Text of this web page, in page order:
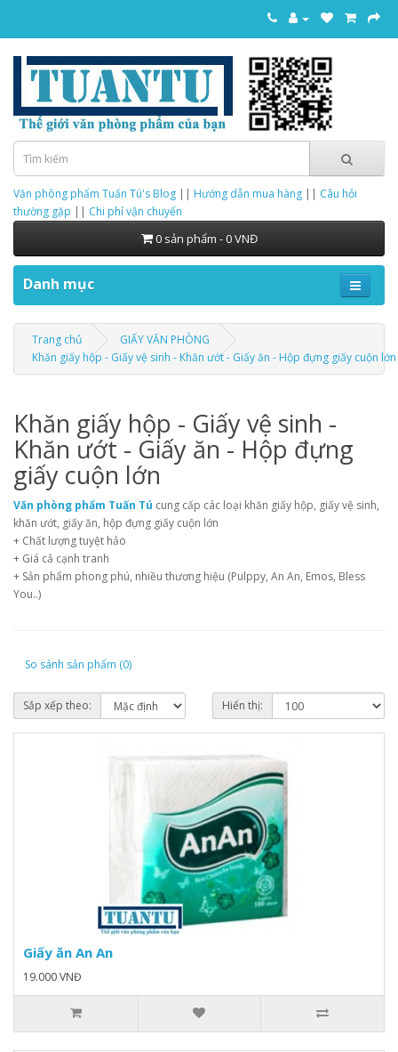
Văn phòng phẩm Tuấn Tú's Blog || Hướng dẫn mua hàng || Câu hỏi
thường gặp || Chi phí vận chuyển
0 sản phẩm - 0 VNĐ
Danh mục
Trang chủ
GIẤY VĂN PHÒNG
Khăn giấy hộp - Giấy vệ sinh - Khăn ướt - Giấy ăn - Hộp đựng giấy cuộn lớn
Khăn giấy hộp - Giấy vệ sinh -
Khăn ướt - Giấy ăn - Hộp đựng
giấy cuộn lớn
Văn phòng phẩm Tuấn Tú cung cấp các loại khăn giấy hộp, giấy vệ sinh,
khăn ướt, giấy ăn, hộp đựng giấy cuộn lớn
+ Chất lượng tuyệt hảo
+ Giá cả cạnh tranh
+ Sản phẩm phong phú, nhiều thương hiệu (Pulppy, An An, Emos, Bless
You..)
So sánh sản phẩm (0)
Sắp xếp theo: Hiển thị:
Giấy ăn An An
19.000 VNĐ